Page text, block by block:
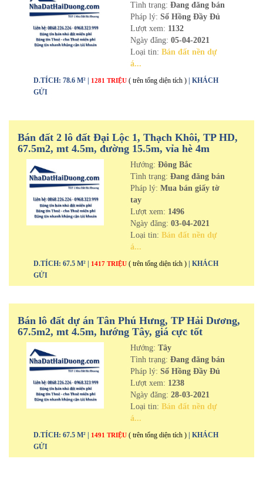
Tình trạng: Đang đăng bán
Pháp lý: Sổ Hồng Đầy Đủ
Lượt xem: 1132
Ngày đăng: 05-04-2021
Loại tin: Bán đất nền dự
á...
D.TÍCH: 78.6 M² | 1281 TRIỆU ( trên tổng diện tích )
| KHÁCH
GỬI
Bán đất 2 lô đất Đại Lộc 1, Thạch Khôi, TP HD,
67.5m2, mt 4.5m, đường 15.5m, vỉa hè 4m
Hướng: Đông Bắc
Tình trạng: Đang đăng bán
Pháp lý: Mua bán giấy tờ
tay
Lượt xem: 1496
Ngày đăng: 03-04-2021
Loại tin: Bán đất nền dự
á...
D.TÍCH: 67.5 M² | 1417 TRIỆU ( trên tổng diện tích )
| KHÁCH
GỬI
Bán lô đất dự án Tân Phú Hưng, TP Hải Dương,
67.5m2, mt 4.5m, hướng Tây, giá cực tốt
Hướng: Tây
Tình trạng: Đang đăng bán
Pháp lý: Sổ Hồng Đầy Đủ
Lượt xem: 1238
Ngày đăng: 28-03-2021
Loại tin: Bán đất nền dự
á...
D.TÍCH: 67.5 M² | 1491 TRIỆU ( trên tổng diện tích )
| KHÁCH
GỬI